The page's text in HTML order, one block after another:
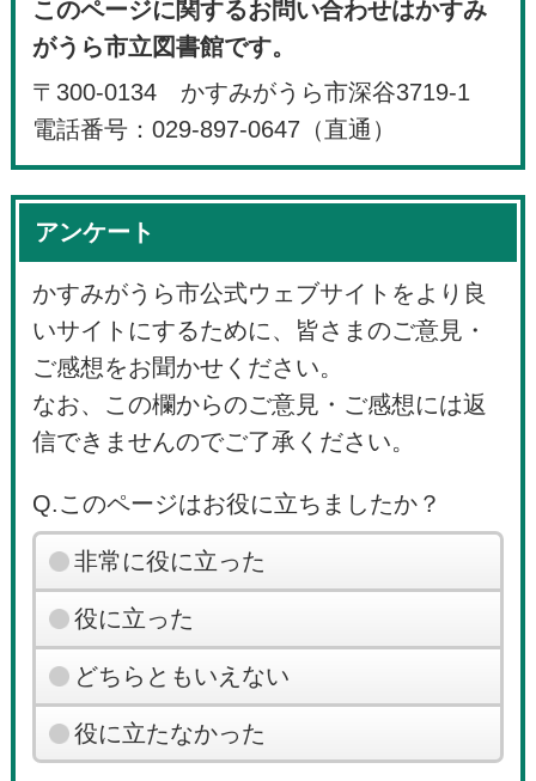
このページに関するお問い合わせはかすみ
がうら市立図書館です。
〒300-0134 かすみがうら市深谷3719-1
電話番号：029-897-0647（直通）
アンケート
かすみがうら市公式ウェブサイトをより良
いサイトにするために、皆さまのご意見・
ご感想をお聞かせください。
なお、この欄からのご意見・ご感想には返
信できませんのでご了承ください。
Q.このページはお役に立ちましたか？
非常に役に立った
役に立った
どちらともいえない
役に立たなかった